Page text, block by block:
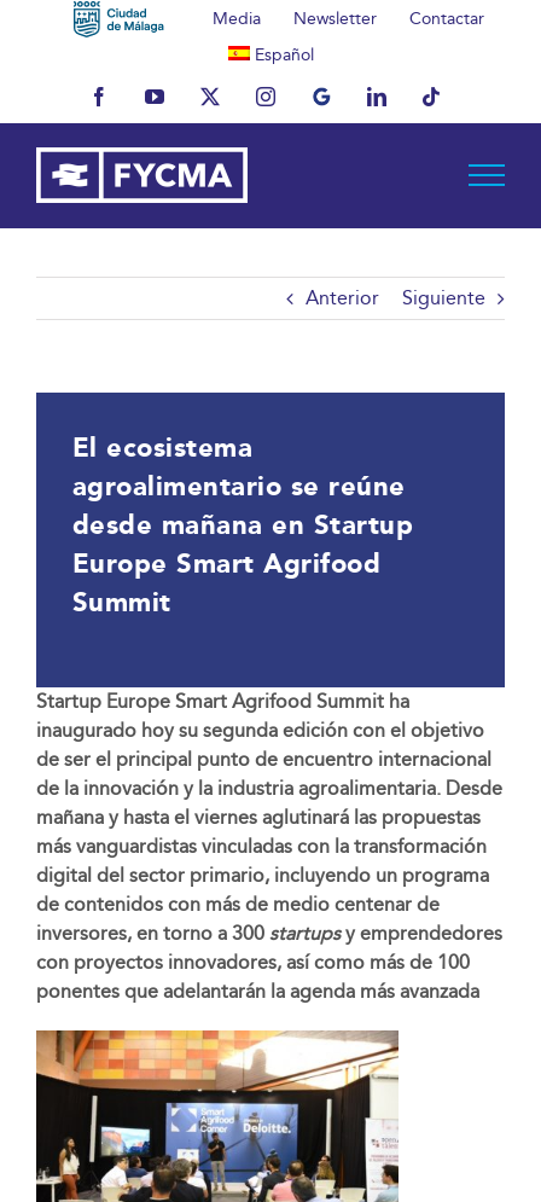
Media Newsletter
Contactar
Español
FacebookYouTubeX InstagramMyBusinessLinkedInTiktok
Anterior Siguiente
El ecosistema
agroalimentario se reúne
desde mañana en Startup
Europe Smart Agrifood
Summit
Startup Europe Smart Agrifood Summit ha
inaugurado hoy su segunda edición con el objetivo
de ser el principal punto de encuentro internacional
de la innovación y la industria agroalimentaria. Desde
mañana y hasta el viernes aglutinará las propuestas
más vanguardistas vinculadas con la transformación
digital del sector primario, incluyendo un programa
de contenidos con más de medio centenar de
inversores, en torno a 300 startupsy emprendedores
con proyectos innovadores, así como más de 100
ponentes que adelantarán la agenda más avanzada